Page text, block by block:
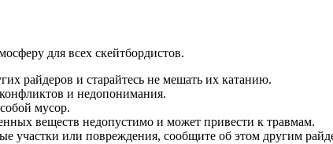
для всех скейтбордистов.
райдеров и старайтесь не мешать их катанию.
и недопонимания.
мусор.
веществ недопустимо и может привести к травмам.
или повреждения, сообщите об этом другим